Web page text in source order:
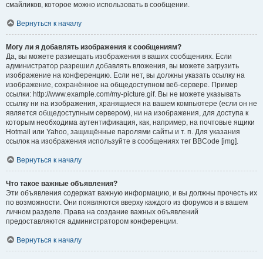
смайликов, которое можно использовать в сообщении.
Вернуться к началу
Могу ли я добавлять изображения к сообщениям?
Да, вы можете размещать изображения в ваших сообщениях. Если
администратор разрешил добавлять вложения, вы можете загрузить
изображение на конференцию. Если нет, вы должны указать ссылку на
изображение, сохранённое на общедоступном веб-сервере. Пример
ссылки: http://www.example.com/my-picture.gif. Вы не можете указывать
ссылку ни на изображения, хранящиеся на вашем компьютере (если он не
является общедоступным сервером), ни на изображения, для доступа к
которым необходима аутентификация, как, например, на почтовые ящики
Hotmail или Yahoo, защищённые паролями сайты и т. п. Для указания
ссылок на изображения используйте в сообщениях тег BBCode [img].
Вернуться к началу
Что такое важные объявления?
Эти объявления содержат важную информацию, и вы должны прочесть их
по возможности. Они появляются вверху каждого из форумов и в вашем
личном разделе. Права на создание важных объявлений
предоставляются администратором конференции.
Вернуться к началу